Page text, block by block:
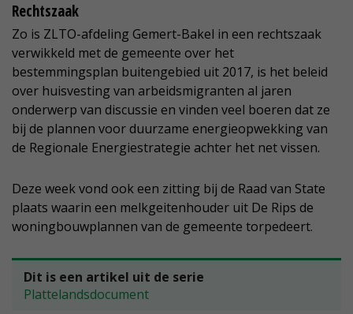
Rechtszaak
Zo is ZLTO-afdeling Gemert-Bakel in een rechtszaak
verwikkeld met de gemeente over het
bestemmingsplan buitengebied uit 2017, is het beleid
over huisvesting van arbeidsmigranten al jaren
onderwerp van discussie en vinden veel boeren dat ze
bij de plannen voor duurzame energieopwekking van
de Regionale Energiestrategie achter het net vissen.
Deze week vond ook een zitting bij de Raad van State
plaats waarin een melkgeitenhouder uit De Rips de
woningbouwplannen van de gemeente torpedeert.
Dit is een artikel uit de serie
Plattelandsdocument